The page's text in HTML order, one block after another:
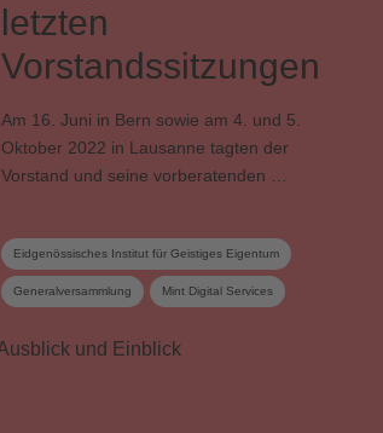
letzten
Vorstandssitzungen
Am 16. Juni in Bern sowie am 4. und 5.
Oktober 2022 in Lausanne tagten der
Vorstand und seine vorberatenden …
Eidgenössisches Institut für Geistiges Eigentum
Generalversammlung Mint Digital Services